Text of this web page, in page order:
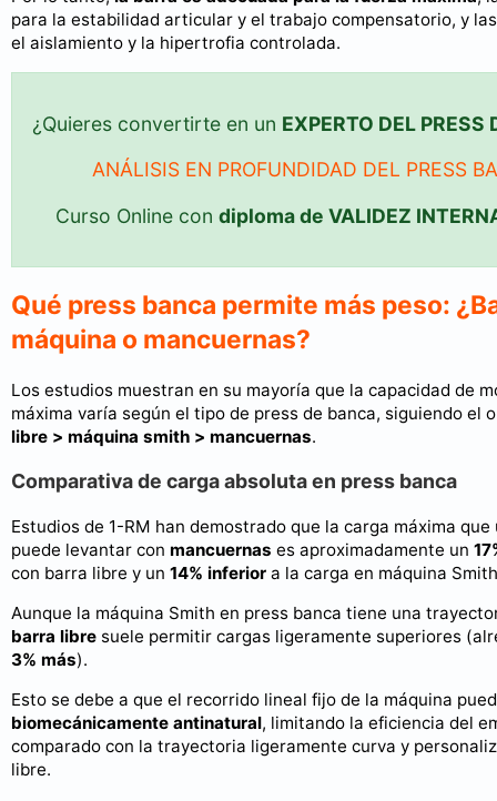
para la estabilidad articular y el trabajo compensatorio, y
el aislamiento y la hipertrofia controlada.
¿Quieres convertirte en un EXPERTO DEL PRESS
ANÁLISIS EN PROFUNDIDAD DEL PRESS
Curso Online con diploma de VALIDEZ
Qué press banca permite más peso:
máquina o mancuernas?
Los estudios muestran en su mayoría que la capacidad de
máxima varía según el tipo de press de banca, siguiendo el
libre > máquina smith > mancuernas.
Comparativa de carga absoluta en press banca
Estudios de 1-RM han demostrado que la carga máxima
puede levantar con mancuernas es aproximadamente un
con barra libre y un 14% inferior a la carga en máquina
Aunque la máquina Smith en press banca tiene una
barra libre suele permitir cargas ligeramente superiores
3% más).
Esto se debe a que el recorrido lineal fijo de la máquina
biomecánicamente antinatural, limitando la eficiencia del
comparado con la trayectoria ligeramente curva y
libre.